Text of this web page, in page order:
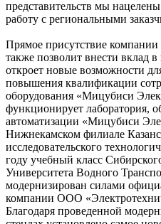
представительств мы
работу с региональными
Прямое присутствие
также позволит внести вклад
откроет новые возможности
повышения квалификации
оборудования «Мицубиси
функционирует лаборатория,
автоматизации «Мицубиси
Нижнекамском филиале
исследовательского
году учебный класс
Университета Водного
модернизирован силами
компании ООО
Благодаря проведенной